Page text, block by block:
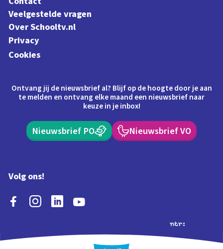
Veelgestelde vragen
Over Schooltv.nl
Privacy
Cookies
Ontvang jij de nieuwsbrief al? Blijf op de hoogte door je aan
te melden en ontvang elke maand een nieuwsbrief naar
keuze in je inbox!
Nieuwsbrief PO Nieuwsbrief VO
Volg ons!